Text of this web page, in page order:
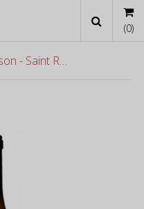
Domaine Buisson - Saint Romain "En Poillange" Blanc 2022
(0)